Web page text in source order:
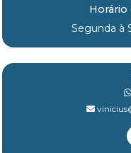
Horário
Segunda à